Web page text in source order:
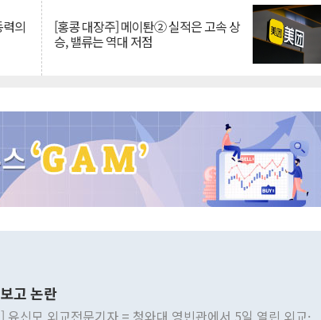
의 [홍콩 대장주] 메이퇀② 실적은 고속 상
승, 밸류는 역대 저점
고 논란